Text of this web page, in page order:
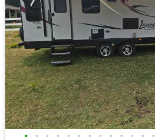
• • • • • • • • • • • • •